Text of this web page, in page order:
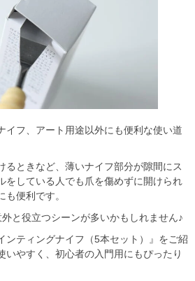
イフ、アート用途以外にも便利な使い道
るときなど、薄いナイフ部分が隙間にス
をしている人でも爪を傷めずに開けられ
も便利です。
と役立つシーンが多いかもしれません♪
ンティングナイフ（5本セット）』をご紹
いやすく、初心者の入門用にもぴったり